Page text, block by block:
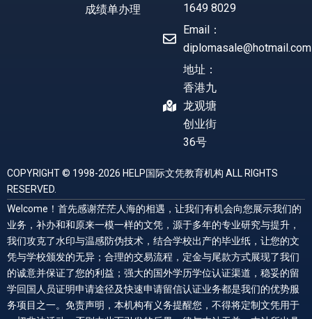
成绩单办理
1649 8029
Email：
diplomasale@hotmail.com
地址：
香港九
龙观塘
创业街
36号
COPYRIGHT © 1998-2026 HELP国际文凭教育机构 ALL RIGHTS
RESERVED.
Welcome！首先感谢茫茫人海的相遇，让我们有机会向您展示我们的
业务，补办和和原来一模一样的文凭，源于多年的专业研究与提升，
我们攻克了水印与温感防伪技术，结合学校出产的毕业纸，让您的文
凭与学校颁发的无异；合理的交易流程，定金与尾款方式展现了我们
的诚意并保证了您的利益；强大的国外学历学位认证渠道，稳妥的留
学回国人员证明申请途径及快速申请留信认证业务都是我们的优势服
务项目之一。免责声明，本机构有义务提醒您，不得将定制文凭用于